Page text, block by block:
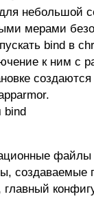
небольшой
мерами
bind в
к ним с
bind
файлы
создаваемые